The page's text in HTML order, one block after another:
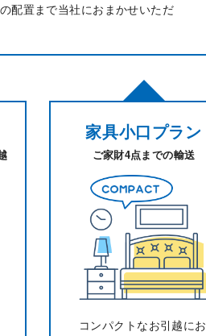
配置まで当社におまかせいただ
家具小口プラン
ご家財4点までの輸送
コンパクトなお引越にお